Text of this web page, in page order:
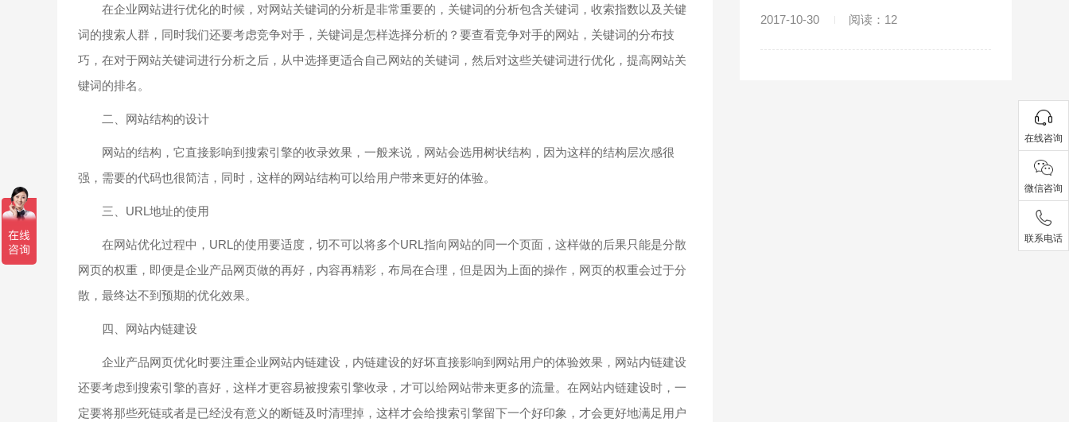
在企业网站进行优化的时候，对网站关键词的分析是非常重要的，关键词的分析包含关键词，收索指数以及关键
词的搜索人群，同时我们还要考虑竞争对手，关键词是怎样选择分析的？要查看竞争对手的网站，关键词的分布技
巧，在对于网站关键词进行分析之后，从中选择更适合自己网站的关键词，然后对这些关键词进行优化，提高网站关
键词的排名。
二、网站结构的设计
网站的结构，它直接影响到搜索引擎的收录效果，一般来说，网站会选用树状结构，因为这样的结构层次感很
强，需要的代码也很简洁，同时，这样的网站结构可以给用户带来更好的体验。
三、URL地址的使用
在网站优化过程中，URL的使用要适度，切不可以将多个URL指向网站的同一个页面，这样做的后果只能是分散
网页的权重，即便是企业产品网页做的再好，内容再精彩，布局在合理，但是因为上面的操作，网页的权重会过于分
散，最终达不到预期的优化效果。
四、网站内链建设
企业产品网页优化时要注重企业网站内链建设，内链建设的好坏直接影响到网站用户的体验效果，网站内链建设
还要考虑到搜索引擎的喜好，这样才更容易被搜索引擎收录，才可以给网站带来更多的流量。在网站内链建设时，一
定要将那些死链或者是已经没有意义的断链及时清理掉，这样才会给搜索引擎留下一个好印象，才会更好地满足用户
2017-10-30 阅读：12
在线咨询
微信咨询
联系电话